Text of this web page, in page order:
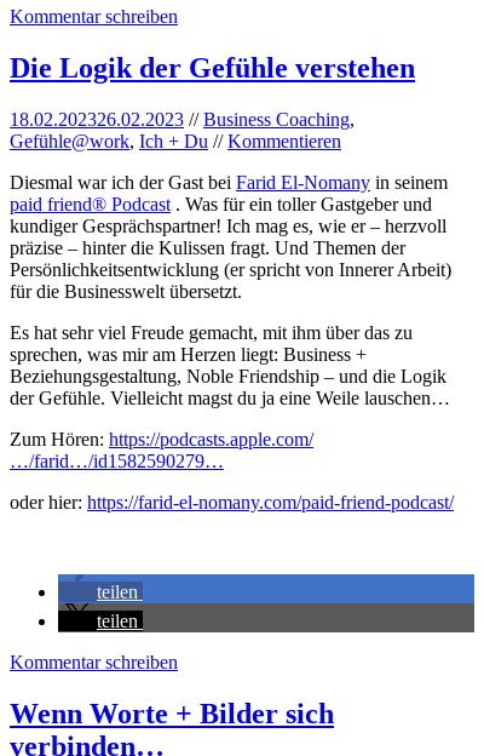
Kommentar schreiben
Die Logik der Gefühle verstehen
18.02.202326.02.2023 //Business Coaching,
Gefühle@work, Ich + Du //Kommentieren
Diesmal war ich der Gast bei Farid El-Nomany in seinem
paid friend® Podcast . Was für ein toller Gastgeber und
kundiger Gesprächspartner! Ich mag es, wie er – herzvoll
präzise – hinter die Kulissen fragt. Und Themen der
Persönlichkeitsentwicklung (er spricht von Innerer Arbeit)
für die Businesswelt übersetzt.
Es hat sehr viel Freude gemacht, mit ihm über das zu
sprechen, was mir am Herzen liegt: Business +
Beziehungsgestaltung, Noble Friendship – und die Logik
der Gefühle. Vielleicht magst du ja eine Weile lauschen…
Zum Hören: https://podcasts.apple.com/
…/farid…/id1582590279…
oder hier: https://farid-el-nomany.com/paid-friend-podcast/
teilen
teilen
Kommentar schreiben
Wenn Worte + Bilder sich
verbinden…